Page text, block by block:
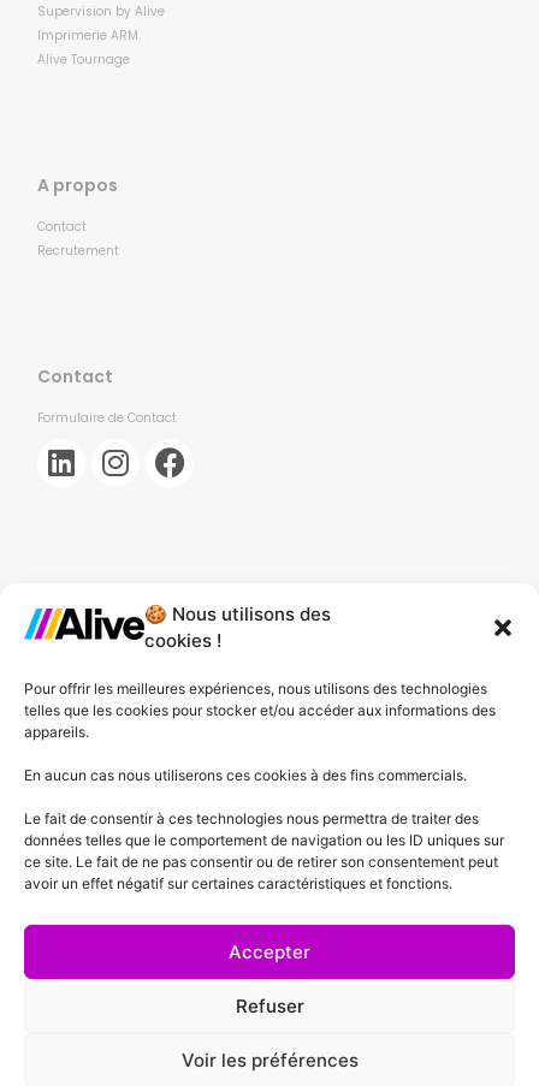
🍪 Nous utilisons des
cookies !
Pour offrir les meilleures expériences, nous utilisons des technologies
telles que les cookies pour stocker et/ou accéder aux informations des
appareils.
En aucun cas nous utiliserons ces cookies à des fins commercials.
Le fait de consentir à ces technologies nous permettra de traiter des
données telles que le comportement de navigation ou les ID uniques sur
ce site. Le fait de ne pas consentir ou de retirer son consentement peut
avoir un effet négatif sur certaines caractéristiques et fonctions.
Accepter
Refuser
Voir les préférences
Supervision by Alive
Imprimerie ARM
Alive Tournage
A propos
Contact
Recrutement
Contact
Formulaire de Contact
Agence de Lille
Agence de Plessis-Pâté
Agence d'Angers
Agence de Lyon
Agence de Cannes